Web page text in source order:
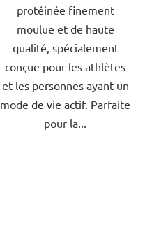
5
étoiles.
protéinée finement
moulue et de haute
qualité, spécialement
conçue pour les athlètes
et les personnes ayant un
mode de vie actif. Parfaite
pour la...